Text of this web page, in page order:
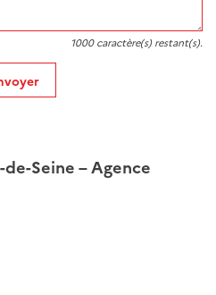
1000caractère(s) restant(s).
Seine – Agence